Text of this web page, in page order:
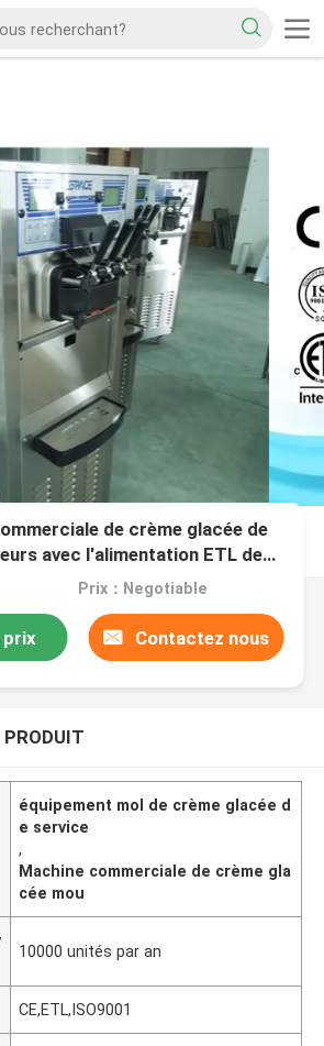
de crème glacée de
avec l'alimentation ETL de
Prix：Negotiable
prix Contactez nous
PRODUIT
équipement mol de crème glacée d
e service
,
Machine commerciale de crème gla
cée mou
10000 unités par an
CE,ETL,ISO9001